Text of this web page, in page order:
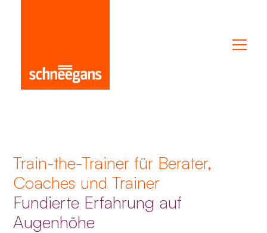
Train-the-Trainer für Berater,
Coaches und Trainer
Fundierte Erfahrung auf
Augenhöhe